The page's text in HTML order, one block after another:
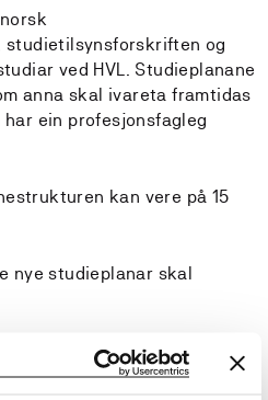
studietilsynsforskriften og
ved HVL. Studieplanane
anna skal ivareta framtidas
ein profesjonsfagleg
kan vere på 15
nye studieplanar skal
undervisning/- temaer/
i arbeidet.